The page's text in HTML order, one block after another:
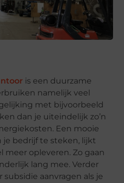
is een duurzame
namelijk veel
met bijvoorbeeld
dan je uiteindelijk zo’n
Een mooie
bedrijf te steken, lijkt
meer opleveren. Zo gaan
lang mee. Verder
aanvragen als je